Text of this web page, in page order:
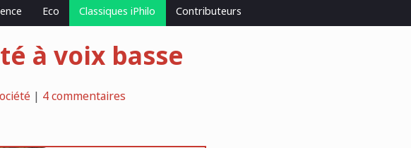
Eco Classiques iPhilo Contributeurs
à voix basse
| 4 commentaires